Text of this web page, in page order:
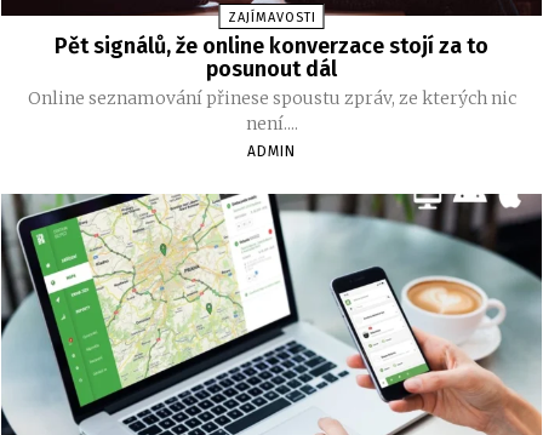
ZAJÍMAVOSTI
Pět signálů, že online konverzace stojí za to
posunout dál
Online seznamování přinese spoustu zpráv, ze kterých nic
není....
ADMIN